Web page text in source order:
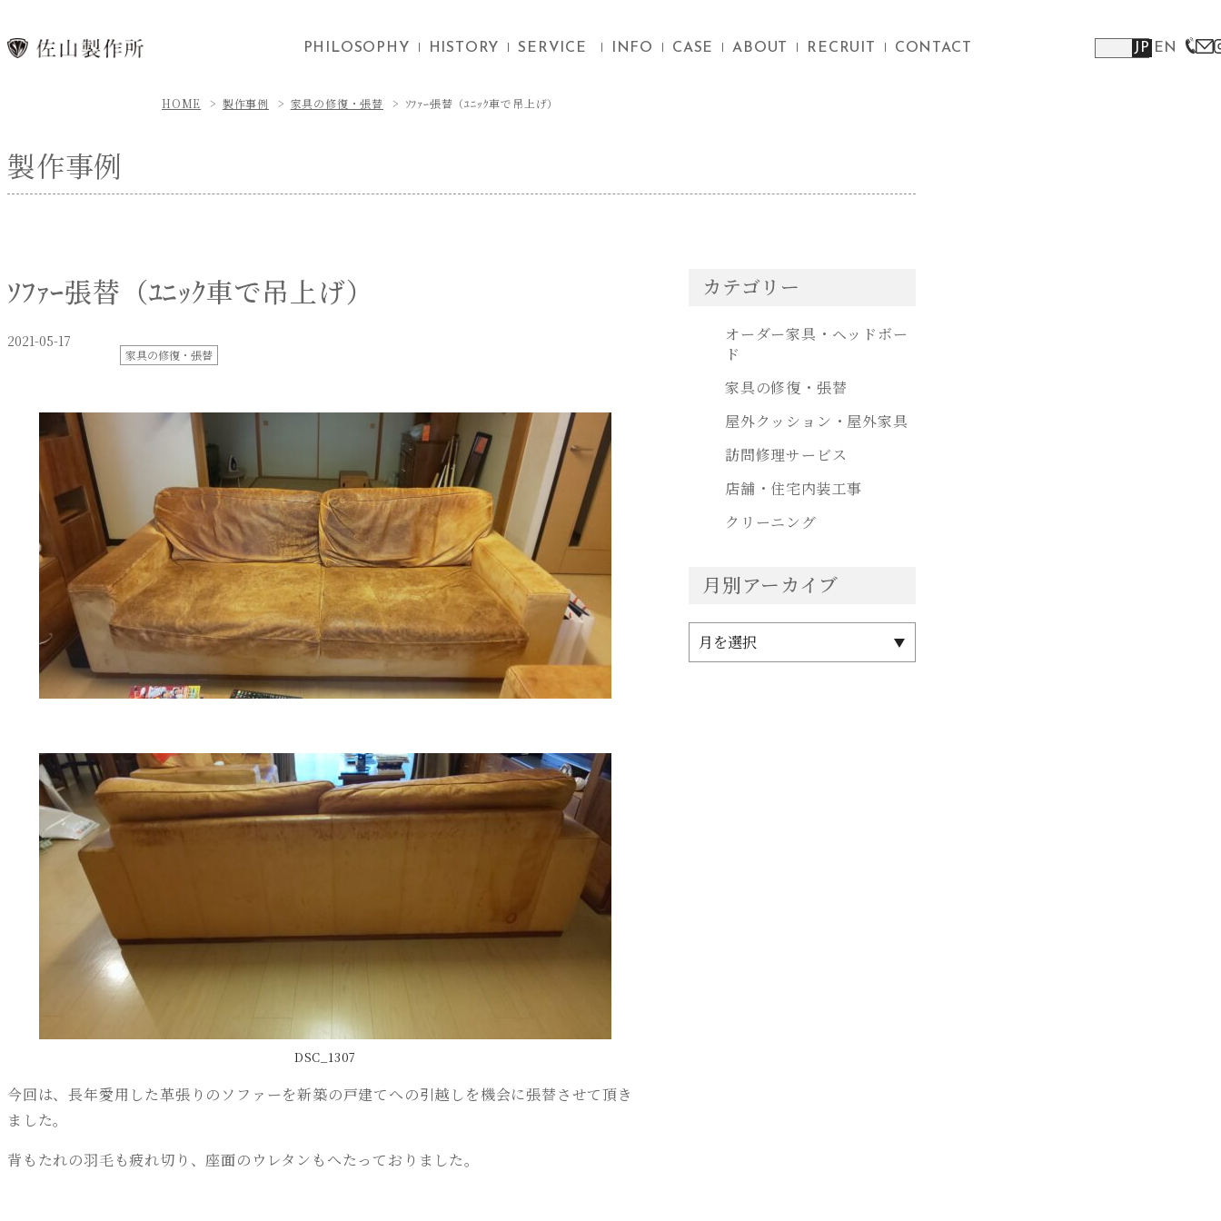
PHILOSOPHY HISTORY SERVICE INFO CASE ABOUT RECRUIT CONTACT JP EN
HOME 製作事例 家具の修復・張替 ｿﾌｧｰ張替（ﾕﾆｯｸ車で吊上げ）
製作事例
ｿﾌｧｰ張替（ﾕﾆｯｸ車で吊上げ）
2021-05-17
家具の修復・張替
DSC_1307
今回は、長年愛用した革張りのソファーを新築の戸建てへの引越しを機会に張替させて頂き
ました。
背もたれの羽毛も疲れ切り、座面のウレタンもへたっておりました。
カテゴリー
オーダー家具・ヘッドボー
ド
家具の修復・張替
屋外クッション・屋外家具
訪問修理サービス
店舗・住宅内装工事
クリーニング
月別アーカイブ